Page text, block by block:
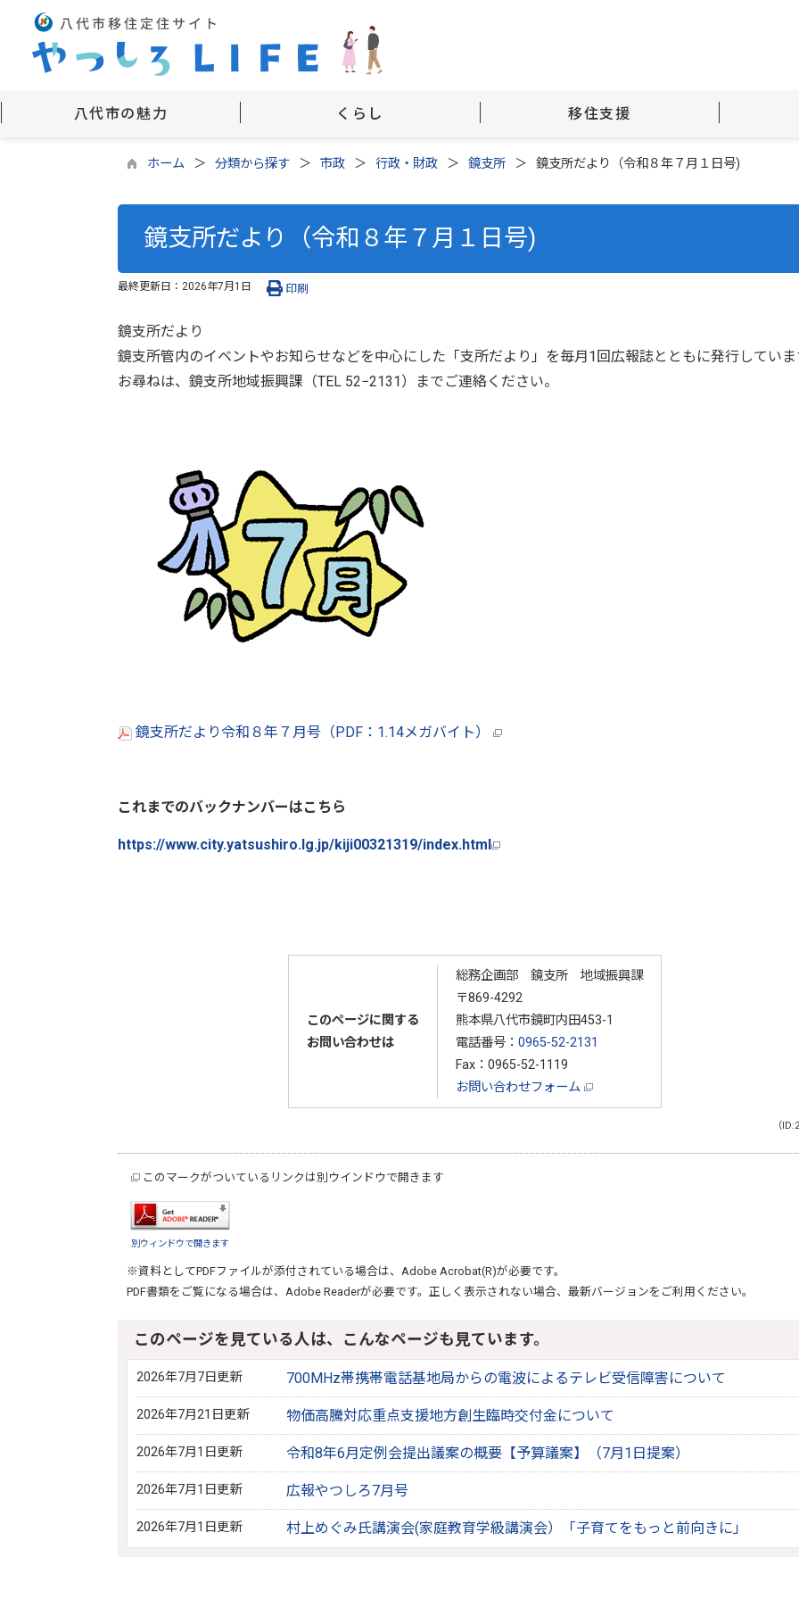
八代市の魅力 くらし 移住支援
ホーム 分類から探す 市政 行政・財政 鏡支所 鏡支所だより（令和８年７月１日号)
鏡支所だより（令和８年７月１日号)
最終更新日： 2026年7月1日 印刷
鏡支所だより
鏡支所管内のイベントやお知らせなどを中心にした「支所だより」を毎月1回広報誌とともに発行していま
お尋ねは、鏡支所地域振興課（TEL 52−2131）までご連絡ください。
鏡支所だより令和８年７月号（PDF：1.14メガバイト）
これまでのバックナンバーはこちら
https://www.city.yatsushiro.lg.jp/kiji00321319/index.html
このページに関する
お問い合わせは
総務企画部 鏡支所 地域振興課
〒869-4292
熊本県八代市鏡町内田453-1
電話番号： 0965-52-2131
Fax：0965-52-1119
お問い合わせフォーム
（
このマークがついているリンクは別ウインドウで開きます
別ウィンドウで開きます
※資料としてPDFファイルが添付されている場合は、 Adobe Acrobat(R)が必要です。
PDF書類をご覧になる場合は、 Adobe Readerが必要です。正しく表示されない場合、最新バージョンをご利用ください。
このページを見ている人は、こんなページも見ています。
2026年7月7日更新 700MHz帯携帯電話基地局からの電波によるテレビ受信障害について
2026年7月21日更新 物価高騰対応重点支援地方創生臨時交付金について
2026年7月1日更新 令和8年6月定例会提出議案の概要【予算議案】（7月1日提案）
2026年7月1日更新 広報やつしろ7月号
2026年7月1日更新 村上めぐみ氏講演会(家庭教育学級講演会）「子育てをもっと前向きに」